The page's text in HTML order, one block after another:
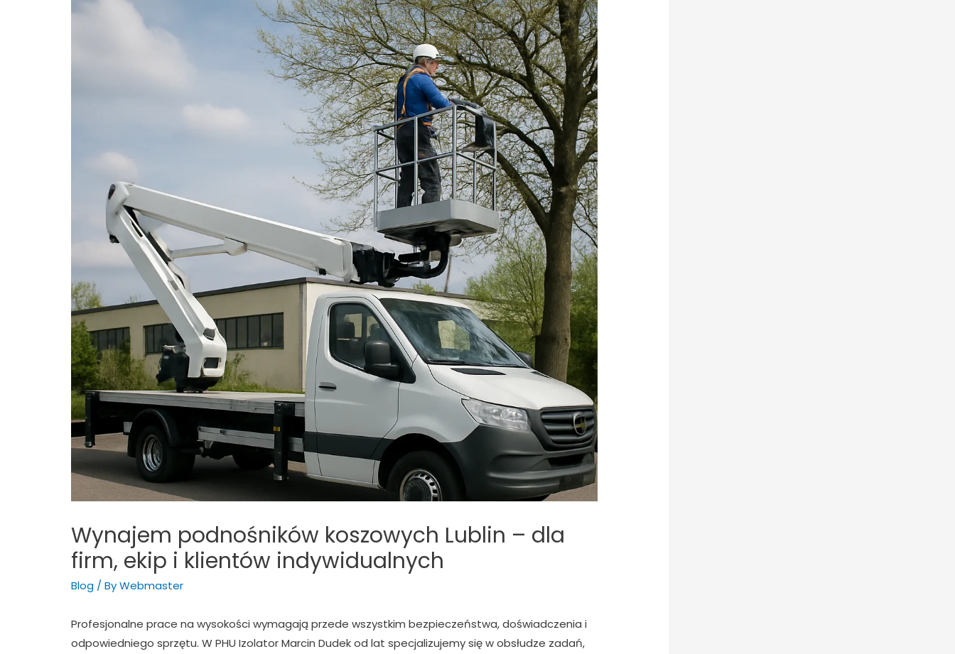
Wynajem podnośników koszowych Lublin – dla
firm, ekip i klientów indywidualnych
Blog / ByWebmaster
Profesjonalne prace na wysokości wymagają przede wszystkim bezpieczeństwa, doświadczenia i
odpowiedniego sprzętu. W PHU Izolator Marcin Dudek od lat specjalizujemy się w obsłudze zadań,